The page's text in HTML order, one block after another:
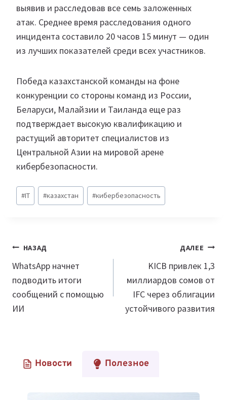
выявив и расследовав все семь заложенных
атак. Среднее время расследования одного
инцидента составило 20 часов 15 минут — один
из лучших показателей среди всех участников.
Победа казахстанской команды на фоне
конкуренции со стороны команд из России,
Беларуси, Малайзии и Таиланда еще раз
подтверждает высокую квалификацию и
растущий авторитет специалистов из
Центральной Азии на мировой арене
кибербезопасности.
Метки
записи:
#IT #казахстан #кибербезопасность
Навигация
по
записям
НАЗАД
WhatsApp начнет
подводить итоги
сообщений с помощью
ИИ
ДАЛЕЕ
KICB привлек 1,3
миллиардов сомов от
IFC через облигации
устойчивого развития
Новости Полезное